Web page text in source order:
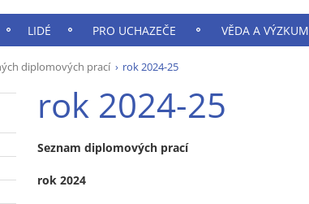
LIDÉ PRO UCHAZEČE VĚDA A VÝZKUM
diplomových prací rok 2024-25
rok 2024-25
Seznam diplomových prací
rok 2024